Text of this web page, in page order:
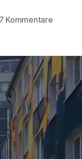
Kommentarezu
Dooring
Zone